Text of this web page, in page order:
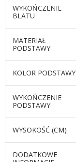
WYKOŃCZENIE
BLATU
MATERIAŁ
PODSTAWY
KOLOR PODSTAWY
WYKOŃCZENIE
PODSTAWY
WYSOKOŚĆ (CM)
DODATKOWE